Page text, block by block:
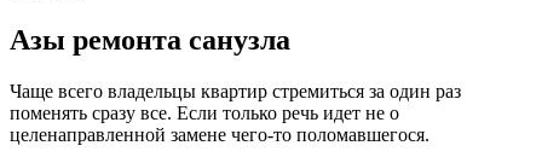
Азы ремонта санузла
Чаще всего владельцы квартир стремиться за один раз
поменять сразу все. Если только речь идет не о
целенаправленной замене чего-то поломавшегося.